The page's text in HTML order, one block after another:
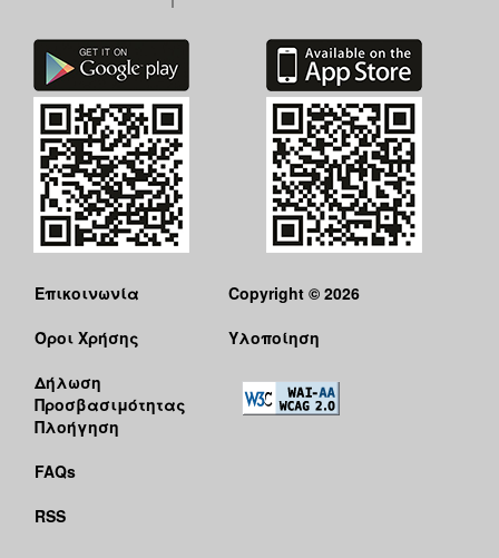
Επικοινωνία
Όροι Χρήσης
Δήλωση
Προσβασιμότητας
Πλοήγηση
FAQs
RSS
Copyright © 2026
Υλοποίηση